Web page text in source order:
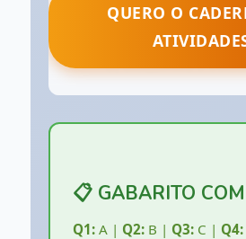
QUERO O
carboidratos
D) Bioquímica é
célula apenas
📋 GABARITO
Q1: A | Q2: B | Q3: C | Q4: